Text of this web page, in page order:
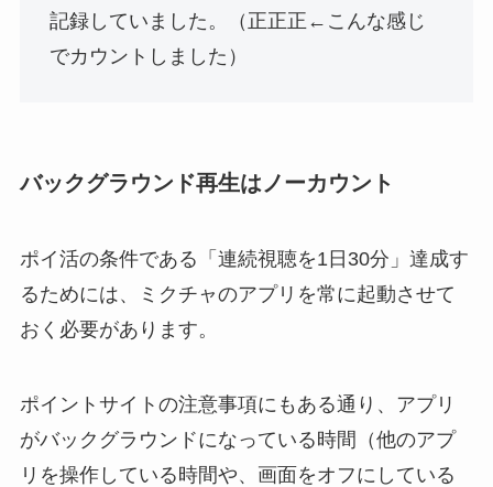
記録していました。（正正正←こんな感じ
でカウントしました）
バックグラウンド再生はノーカウント
ポイ活の条件である「連続視聴を1日30分」達成す
るためには、ミクチャのアプリを常に起動させて
おく必要があります。
ポイントサイトの注意事項にもある通り、アプリ
がバックグラウンドになっている時間（他のアプ
リを操作している時間や、画面をオフにしている